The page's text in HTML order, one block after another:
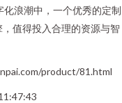
浪潮中，一个优秀的定制
值得投入合理的资源与智
product/81.html